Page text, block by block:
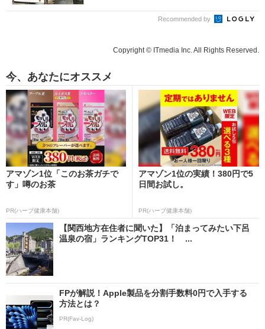
Recommended by
Copyright © ITmedia Inc. All Rights Reserved.
今、あなたにオススメ
アマゾン1位「このお茶ガチで
す」噂のお茶
PR(ハーブ健康本舗)
アマゾン1位の実績！380円で5
日間お試し。
PR(ハーブ健康本舗)
【関西地方在住者に聞いた】「泊まってみたい下呂
温泉の宿」ランキングTOP31！ ...
FPが解説！Apple製品を分割手数料0円で入手する
方法とは？
PR(Fav-Log)